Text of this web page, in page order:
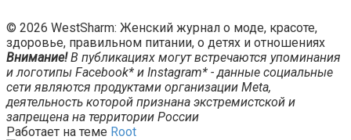
© 2026 WestSharm: Женский журнал о моде, красоте,
здоровье, правильном питании, о детях и отношениях
Внимание!В публикациях могут встречаются упоминания
и логотипы Facebook* и Instagram* - данные социальные
сети являются продуктами организации Meta,
деятельность которой признана экстремистской и
запрещена на территории России
Работает на теме Root